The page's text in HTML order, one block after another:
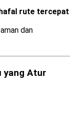
rute tercepat
dan
yang Atur